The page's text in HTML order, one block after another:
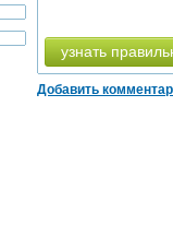
узнать
Добавить